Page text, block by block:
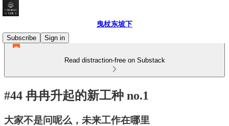
曳杖东坡下
Subscribe
Sign in
Read distraction-free on Substack
#44 冉冉升起的新工种 no.1
大家不是问呢么，未来工作在哪里